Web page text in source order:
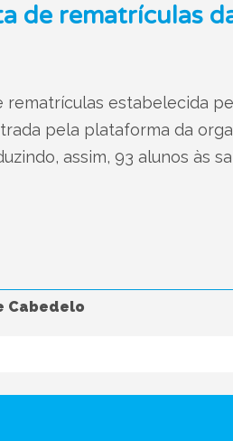
de rematrículas
estabelecida
pela plataforma da
assim, 93 alunos às
Cabedelo